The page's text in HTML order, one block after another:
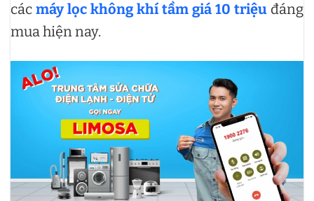
các máy lọc không khí tầm giá 10 triệu đáng
mua hiện nay.